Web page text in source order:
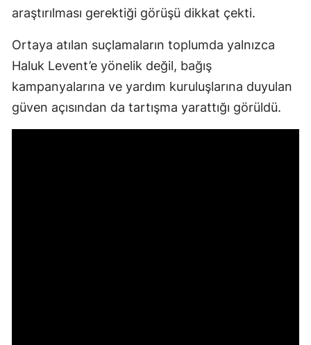
araştırılması gerektiği görüşü dikkat çekti.
Ortaya atılan suçlamaların toplumda yalnızca
Haluk Levent’e yönelik değil, bağış
kampanyalarına ve yardım kuruluşlarına duyulan
güven açısından da tartışma yarattığı görüldü.